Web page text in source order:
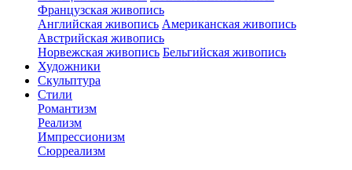
Французская живопись
Английская живопись Американская живопись
Австрийская живопись
Норвежская живопись Бельгийская живопись
Художники
Скульптура
Стили
Романтизм
Реализм
Импрессионизм
Сюрреализм